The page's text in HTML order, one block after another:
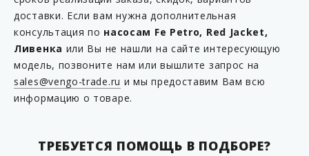
доставки. Если вам нужна дополнительная
консультация по насосам Fe Petro, Red Jacket,
Ливенка или Вы не нашли на сайте интересующую
модель, позвоните нам или вышлите запрос на
sales@vengo-trade.ru и мы предоставим Вам всю
информацию о товаре.
ТРЕБУЕТСЯ ПОМОЩЬ В ПОДБОРЕ?